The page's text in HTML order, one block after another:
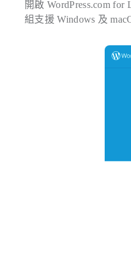
開啟 WordPress.com
組支援 Windows 及